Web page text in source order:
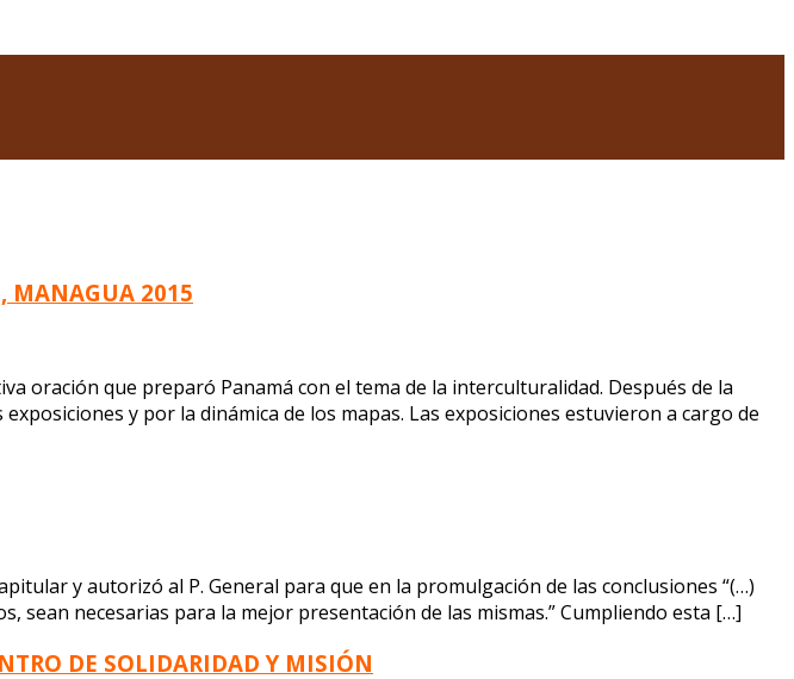
MANAGUA 2015
oración que preparó Panamá con el tema de la interculturalidad. Después de la
y por la dinámica de los mapas. Las exposiciones estuvieron a cargo de
y autorizó al P. General para que en la promulgación de las conclusiones “(…)
sean necesarias para la mejor presentación de las mismas.” Cumpliendo esta […]
DE SOLIDARIDAD Y MISIÓN